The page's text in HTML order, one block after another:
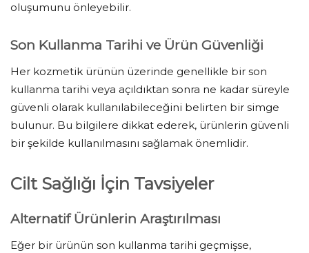
oluşumunu önleyebilir.
Son Kullanma Tarihi ve Ürün Güvenliği
Her kozmetik ürünün üzerinde genellikle bir son
kullanma tarihi veya açıldıktan sonra ne kadar süreyle
güvenli olarak kullanılabileceğini belirten bir simge
bulunur. Bu bilgilere dikkat ederek, ürünlerin güvenli
bir şekilde kullanılmasını sağlamak önemlidir.
Cilt Sağlığı İçin Tavsiyeler
Alternatif Ürünlerin Araştırılması
Eğer bir ürünün son kullanma tarihi geçmişse,